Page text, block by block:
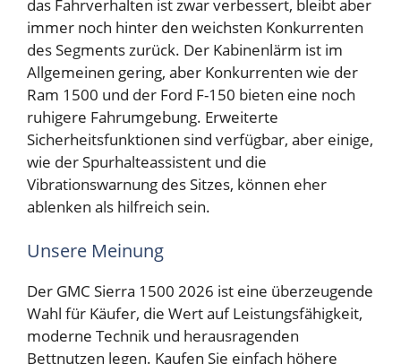
das Fahrverhalten ist zwar verbessert, bleibt aber
immer noch hinter den weichsten Konkurrenten
des Segments zurück. Der Kabinenlärm ist im
Allgemeinen gering, aber Konkurrenten wie der
Ram 1500 und der Ford F-150 bieten eine noch
ruhigere Fahrumgebung. Erweiterte
Sicherheitsfunktionen sind verfügbar, aber einige,
wie der Spurhalteassistent und die
Vibrationswarnung des Sitzes, können eher
ablenken als hilfreich sein.
Unsere Meinung
Der GMC Sierra 1500 2026 ist eine überzeugende
Wahl für Käufer, die Wert auf Leistungsfähigkeit,
moderne Technik und herausragenden
Bettnutzen legen. Kaufen Sie einfach höhere